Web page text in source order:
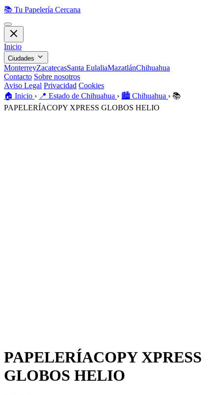
📚 Tu Papelería Cercana
Inicio
Ciudades
MonterreyZacatecasSanta EulaliaMazatlánChihuahua
Contacto Sobre nosotros
Aviso Legal Privacidad Cookies
🏠️ Inicio › 📍 Estado de Chihuahua › 🏙️ Chihuahua › 📚
PAPELERÍACOPY XPRESS GLOBOS HELIO
PAPELERÍACOPY XPRESS
GLOBOS HELIO